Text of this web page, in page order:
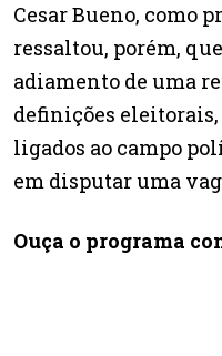
Cesar Bueno, como
ressaltou, porém,
adiamento de uma
definições
ligados ao campo
em disputar uma
Ouça o programa